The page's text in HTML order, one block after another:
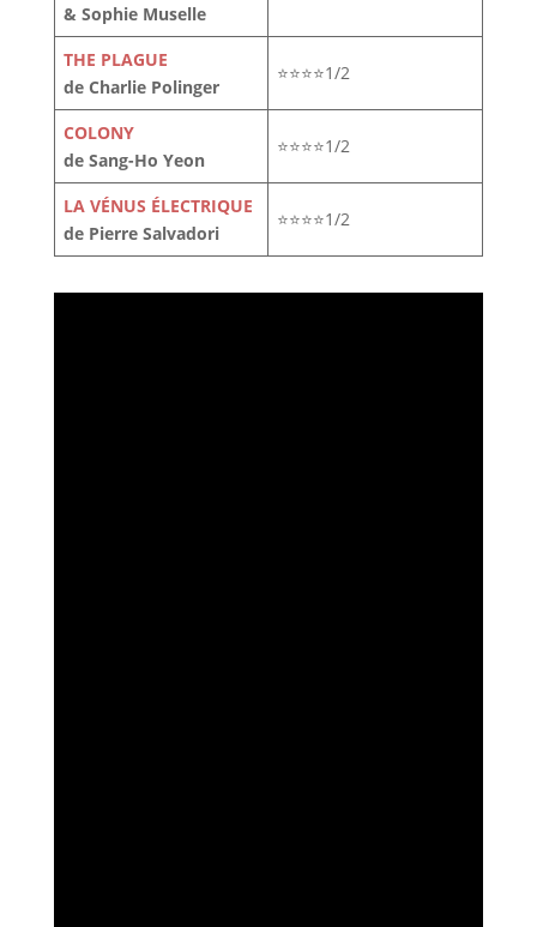
& Sophie Muselle
THE PLAGUE
de Charlie Polinger
⭐⭐⭐⭐1/2
COLONY
de Sang-Ho Yeon
⭐⭐⭐⭐1/2
LA VÉNUS ÉLECTRIQUE
de Pierre Salvadori
⭐⭐⭐⭐1/2